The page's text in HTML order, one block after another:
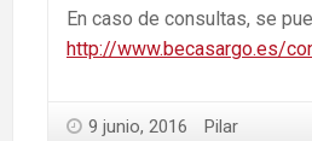
En caso de consultas, se
http://www.becasargo.es/
9 junio, 2016 Pilar